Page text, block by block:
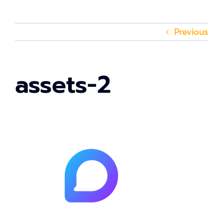
Previous
assets-2